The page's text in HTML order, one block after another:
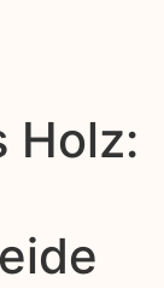
Holz: